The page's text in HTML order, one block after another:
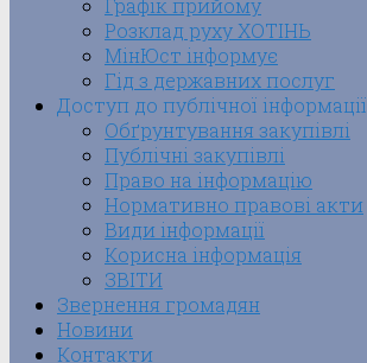
Графік прийому
Розклад руху ХОТІНЬ
МінЮст інформує
Гід з державних послуг
Доступ до публічної інформації
Обґрунтування закупівлі
Публічні закупівлі
Право на інформацію
Нормативно правові акти
Види інформації
Корисна інформація
ЗВІТИ
Звернення громадян
Новини
Контакти